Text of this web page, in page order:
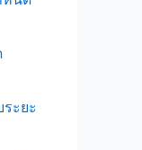
ะยะ